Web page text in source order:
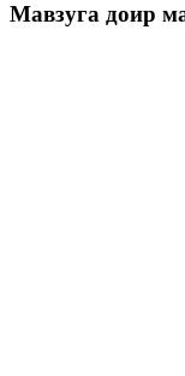
Мавзуга доир